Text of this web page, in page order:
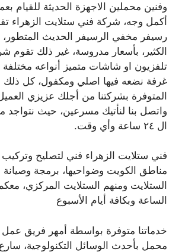
وفنين محملين الاجهزة الحديثة للقيام
أكمل وجه، شركة فني ستلايت الزهراء
رسيفر مخفي الرسيفر الحديث المتطور،
الكثير، بأسعار مدروسة، غير ذلك تقوم
تلفزيون او شاشات متميز أنواعه
غرفة نضعه فيها اصلي ومكفول، كل ذلك
المتوفرة بشركتنا من أجلك عزيزي
واتصل بنا لنأتيك مسرعين، حيث نتواجد
ال ٢٤ ساعة وأي وقت.
فني ستلايت الزهراء فني لتصليح وتركيب
مناطق الكويت وضواحيها، برمجة وصيانة
الستلايت ومنهم الستلايت المركزي،
الساعة وبكافة أيام الأسبوع
خدماتنا متوفرة بواسطة أمهر فريق
محمل بأحدث الوسائل التكنولوجية،